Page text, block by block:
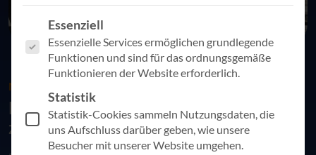
MIT UNSEREN IT-SERVICES
Machen Sie Ihre IT-Landschaft
zukunftsfähig
Es folgt eine Liste der Service-Gruppen, für die eine
Essenziell
Essenzielle Services ermöglichen grundlegende
Funktionen und sind für das ordnungsgemäße
Funktionieren der Website erforderlich.
Statistik
Statistik-Cookies sammeln Nutzungsdaten, die
uns Aufschluss darüber geben, wie unsere
Besucher mit unserer Website umgehen.